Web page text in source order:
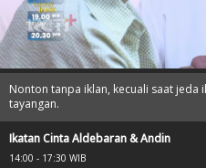
15
minutes,
seconds
of
15
minutes,
Nonton tanpa iklan, kecuali saat jeda
tayangan.
Ikatan Cinta Aldebaran & Andin
14:00 - 17:30 WIB